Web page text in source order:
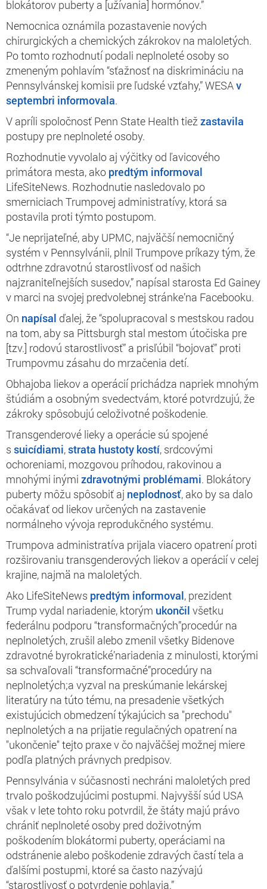
blokátorov puberty a [užívania] hormónov.”
Nemocnica oznámila pozastavenie nových
chirurgických a chemických zákrokov na maloletých.
Po tomto rozhodnutí podali neplnoleté osoby so
zmeneným pohlavím “sťažnosť na diskrimináciu na
Pennsylvánskej komisii pre ľudské vzťahy,” WESAv
septembri informovala.
V apríli spoločnosť Penn State Health tiežzastavila
postupy pre neplnoleté osoby.
Rozhodnutie vyvolalo aj výčitky od ľavicového
primátora mesta, ako predtým informoval
LifeSiteNews. Rozhodnutie nasledovalo po
smerniciach Trumpovej administratívy, ktorá sa
postavila proti týmto postupom.
“Je neprijateľné, aby UPMC, najväčší nemocničný
systém v Pennsylvánii, plnil Trumpove príkazy tým, že
odtrhne zdravotnú starostlivosť od našich
najzraniteľnejších susedov,” napísal starosta Ed Gainey
v marci na svojej predvolebnej stránke’na Facebooku.
On napísal ďalej, že “spolupracoval s mestskou radou
na tom, aby sa Pittsburgh stal mestom útočiska pre
[tzv.] rodovú starostlivosť” a prisľúbil “bojovať” proti
Trumpovmu zásahu do mrzačenia detí.
Obhajoba liekov a operácií prichádza napriek mnohým
štúdiám a osobným svedectvám, ktoré potvrdzujú, že
zákroky spôsobujú celoživotné poškodenie.
Transgenderové lieky a operácie sú spojené
s suicídiami,strata hustoty kostí, srdcovými
ochoreniami, mozgovou príhodou, rakovinou a
mnohými inými zdravotnými problémami. Blokátory
puberty môžu spôsobiť aj neplodnosť, ako by sa dalo
očakávať od liekov určených na zastavenie
normálneho vývoja reprodukčného systému.
Trumpova administratíva prijala viacero opatrení proti
rozširovaniu transgenderových liekov a operácií v celej
krajine, najmä na maloletých.
Ako LifeSiteNews predtým informoval, prezident
Trump vydal nariadenie, ktorým ukončil všetku
federálnu podporu “transformačných”procedúr na
neplnoletých, zrušil alebo zmenil všetky Bidenove
zdravotné byrokratické’nariadenia z minulosti, ktorými
sa schvaľovali “transformačné”procedúry na
neplnoletých;a vyzval na preskúmanie lekárskej
literatúry na túto tému, na presadenie všetkých
existujúcich obmedzení týkajúcich sa "prechodu"
neplnoletých a na prijatie regulačných opatrení na
"ukončenie" tejto praxe v čo najväčšej možnej miere
podľa platných právnych predpisov.
Pennsylvánia v súčasnosti nechráni maloletých pred
trvalo poškodzujúcimi postupmi. Najvyšší súd USA
však v lete tohto roku potvrdil, že štáty majú právo
chrániť neplnoleté osoby pred doživotným
poškodením blokátormi puberty, operáciami na
odstránenie alebo poškodenie zdravých častí tela a
ďalšími postupmi, ktoré sa často nazývajú
“starostlivosť o potvrdenie pohlavia.”